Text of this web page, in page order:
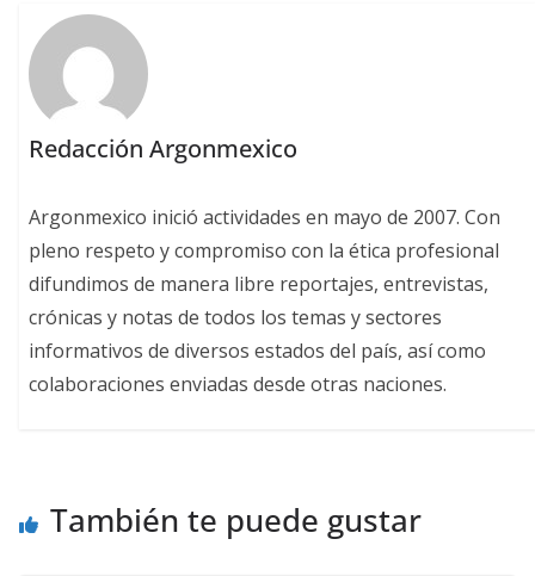
Redacción Argonmexico
Argonmexico inició actividades en mayo de 2007. Con
pleno respeto y compromiso con la ética profesional
difundimos de manera libre reportajes, entrevistas,
crónicas y notas de todos los temas y sectores
informativos de diversos estados del país, así como
colaboraciones enviadas desde otras naciones.
También te puede gustar